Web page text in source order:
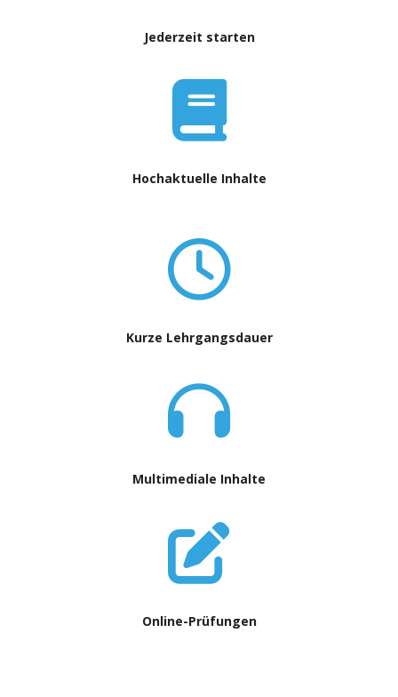
Jederzeit starten
Hochaktuelle Inhalte
Kurze Lehrgangsdauer
Multimediale Inhalte
Online-Prüfungen